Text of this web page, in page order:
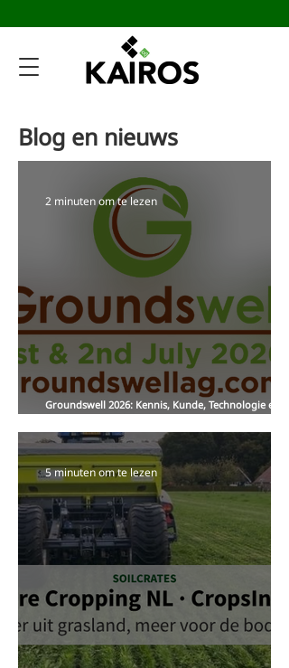
Blog en nieuws
Groundswell 2026: Kennis, Kunde, Technologie en
Samenwerking voor een nieuw (boeren)perspectief
op landbouw, voedsel en toekomstbestendig
ondernemerschap
2 minuten om te lezen
5 minuten om te lezen